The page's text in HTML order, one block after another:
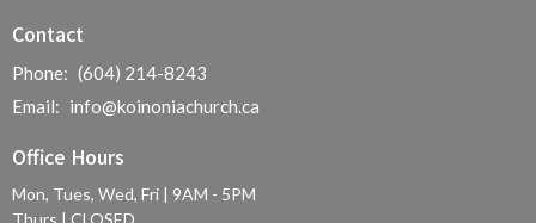
Contact
Phone: (604) 214-8243
Email: info@koinoniachurch.ca
Office Hours
Mon, Tues, Wed, Fri | 9AM - 5PM
Thurs | CLOSED